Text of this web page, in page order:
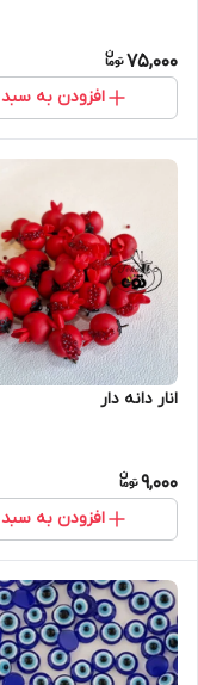
75,000
افزودن به سبد
انار دانه دار
9,000
افزودن به سبد